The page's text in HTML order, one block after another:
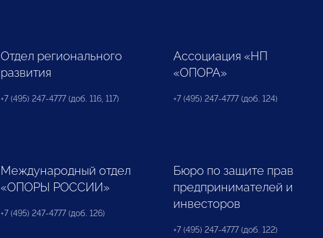
Отдел регионального
развития
+7 (495) 247-4777 (доб. 116, 117)
Ассоциация «НП
«ОПОРА»
+7 (495) 247-4777 (доб. 124)
Международный отдел
«ОПОРЫ РОССИИ»
+7 (495) 247-4777 (доб. 126)
Бюро по защите прав
предпринимателей и
инвесторов
+7 (495) 247-4777 (доб. 122)